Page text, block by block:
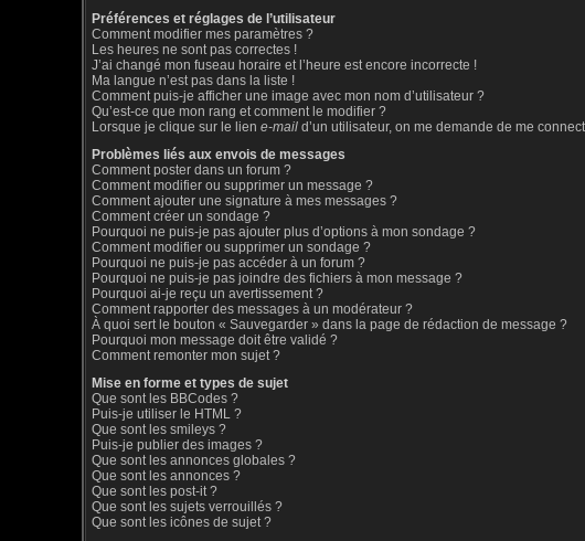
Préférences et réglages de l’utilisateur
Comment modifier mes paramètres ?
Les heures ne sont pas correctes !
J’ai changé mon fuseau horaire et l’heure est encore incorrecte !
Ma langue n’est pas dans la liste !
Comment puis-je afficher une image avec mon nom d’utilisateur ?
Qu’est-ce que mon rang et comment le modifier ?
Lorsque je clique sur le lien e-mail d’un utilisateur, on me demande de me
Problèmes liés aux envois de messages
Comment poster dans un forum ?
Comment modifier ou supprimer un message ?
Comment ajouter une signature à mes messages ?
Comment créer un sondage ?
Pourquoi ne puis-je pas ajouter plus d’options à mon sondage ?
Comment modifier ou supprimer un sondage ?
Pourquoi ne puis-je pas accéder à un forum ?
Pourquoi ne puis-je pas joindre des fichiers à mon message ?
Pourquoi ai-je reçu un avertissement ?
Comment rapporter des messages à un modérateur ?
À quoi sert le bouton « Sauvegarder » dans la page de rédaction de message ?
Pourquoi mon message doit être validé ?
Comment remonter mon sujet ?
Mise en forme et types de sujet
Que sont les BBCodes ?
Puis-je utiliser le HTML ?
Que sont les smileys ?
Puis-je publier des images ?
Que sont les annonces globales ?
Que sont les annonces ?
Que sont les post-it ?
Que sont les sujets verrouillés ?
Que sont les icônes de sujet ?